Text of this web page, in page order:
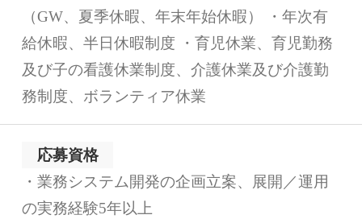
（GW、夏季休暇、年末年始休暇） ・年次有
給休暇、半日休暇制度 ・育児休業、育児勤務
及び子の看護休業制度、介護休業及び介護勤
務制度、ボランティア休業
応募資格
・業務システム開発の企画立案、展開／運用
の実務経験5年以上